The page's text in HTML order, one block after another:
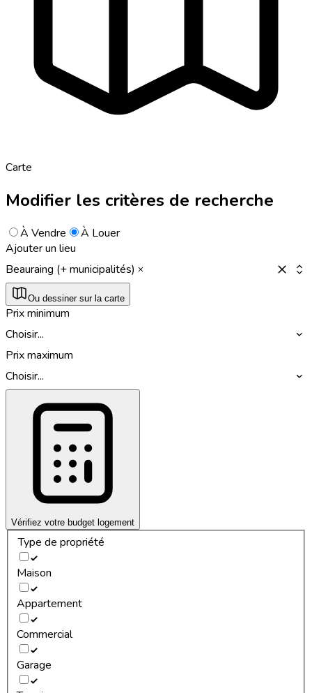
Carte
Modifier les critères de recherche
À Vendre
À Louer
Ajouter un lieu
Beauraing (+ municipalités)
Ou dessiner sur la carte
Prix minimum
Choisir...
Prix maximum
Choisir...
Vérifiez votre budget logement
Type de propriété
Maison
Appartement
Commercial
Garage